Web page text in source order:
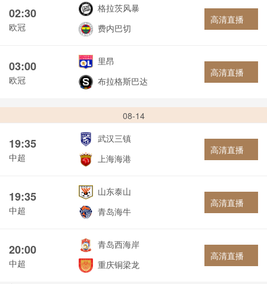
02:30
欧冠
格拉茨风暴
费内巴切
高清直播
03:00
欧冠
里昂
布拉格斯巴达
高清直播
08-14
19:35
中超
武汉三镇
上海海港
高清直播
19:35
中超
山东泰山
青岛海牛
高清直播
20:00
中超
青岛西海岸
重庆铜梁龙
高清直播